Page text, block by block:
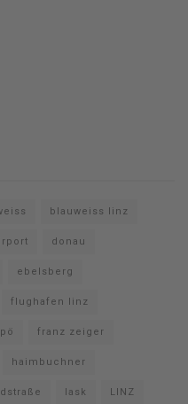
blauweiss linz
donau
ebelsberg
flughafen linz
franz zeiger
haimbuchner
lask LINZ